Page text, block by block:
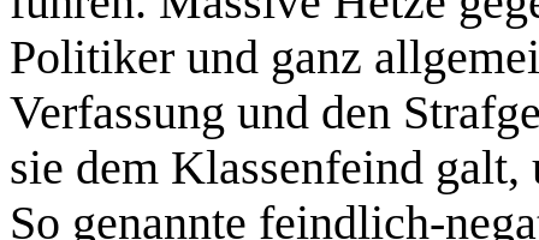
Politiker und ganz
Verfassung und den
sie dem Klassenfeind
So genannte feindlich-